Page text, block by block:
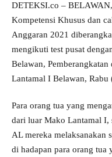
DETEKSI.co –
Kompetensi Khusus dan
Anggaran 2021
mengikuti test pusat
Belawan,
Lantamal I Belawan, Rabu
Para orang tua yang
dari luar Mako Lantamal I,
AL mereka melaksanakan
di hadapan para orang tua